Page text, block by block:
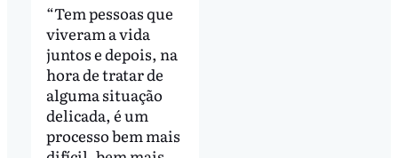
“Tem pessoas que
viveram a vida
juntos e depois, na
hora de tratar de
alguma situação
delicada, é um
processo bem mais